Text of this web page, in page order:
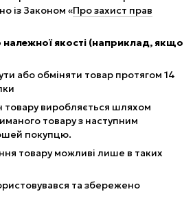
із Законом «Про захист прав
належної якості (наприклад, якщо
або обміняти товар протягом 14
виробляється шляхом
товару з наступним
покупцю.
товару можливі лише в таких
та збережено